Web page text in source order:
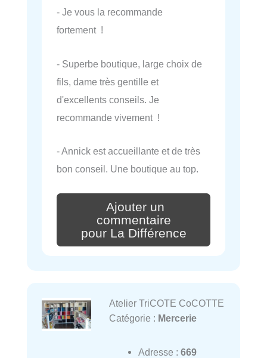
- Je vous la recommande
fortement !
- Superbe boutique, large choix de
fils, dame très gentille et
d'excellents conseils. Je
recommande vivement !
- Annick est accueillante et de très
bon conseil. Une boutique au top.
Ajouter un
commentaire
pour La Différence
Atelier TriCOTE CoCOTTE
Catégorie : Mercerie
Adresse : 669